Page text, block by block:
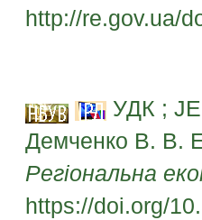
http://re.gov.ua/
УДК ;
Демченко В. В.
Регіональна
https://doi.org/